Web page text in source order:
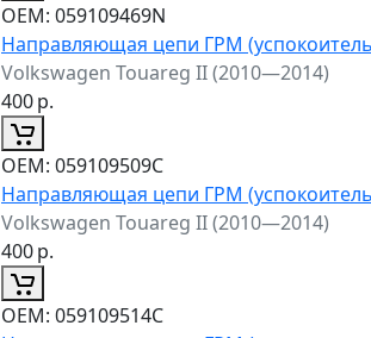
ОЕМ: 059109469N
Направляющая цепи ГРМ
Volkswagen Touareg II (2010—2014)
400р.
ОЕМ: 059109509C
Направляющая цепи ГРМ
Volkswagen Touareg II (2010—2014)
400р.
ОЕМ: 059109514C